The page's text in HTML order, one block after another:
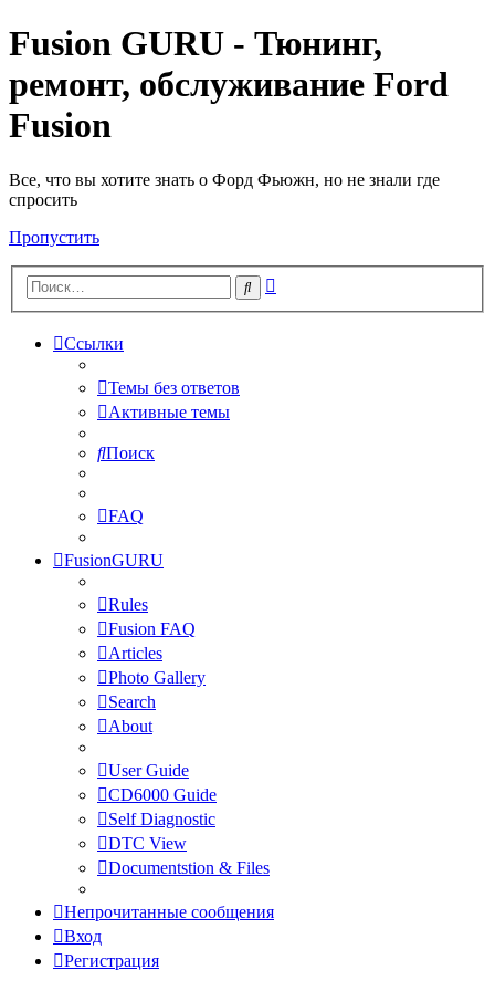
Fusion GURU - Тюнинг,
ремонт, обслуживание Ford
Fusion
Все, что вы хотите знать о Форд Фьюжн, но не знали где
спросить
Пропустить
Поиск
Ссылки
Темы без ответов
Активные темы
Поиск
FAQ
FusionGURU
Rules
Fusion FAQ
Articles
Photo Gallery
Search
About
User Guide
CD6000 Guide
Self Diagnostic
DTC View
Documentstion & Files
Непрочитанные сообщения
Вход
Регистрация